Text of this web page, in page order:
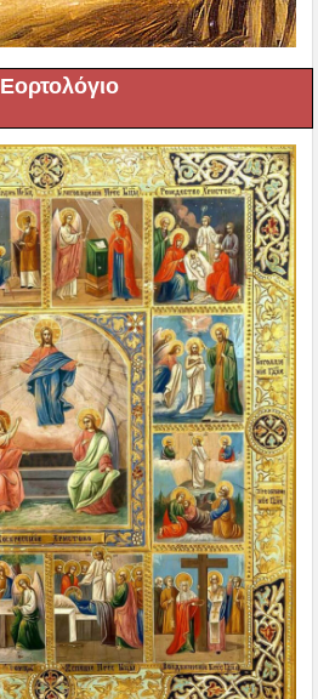
Εορτολόγιο